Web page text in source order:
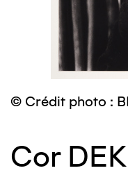
© Crédit photo :
Cor